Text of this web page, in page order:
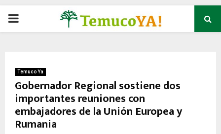
P
M
A
Temuco Ya
Gobernador Regional sostiene dos
importantes reuniones con
embajadores de la Unión Europea y
Rumania